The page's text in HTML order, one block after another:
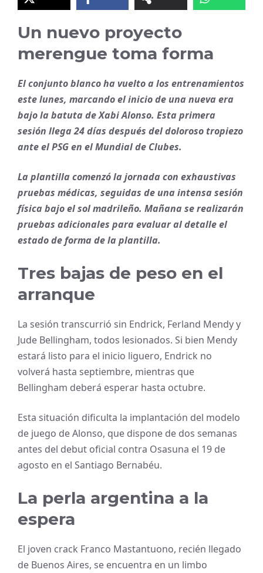
Un nuevo proyecto
merengue toma forma
El conjunto blanco ha vuelto a los entrenamientos
este lunes, marcando el inicio de una nueva era
bajo la batuta de Xabi Alonso. Esta primera
sesión llega 24 días después del doloroso tropiezo
ante el PSG en el Mundial de Clubes.
La plantilla comenzó la jornada con exhaustivas
pruebas médicas, seguidas de una intensa sesión
física bajo el sol madrileño. Mañana se realizarán
pruebas adicionales para evaluar al detalle el
estado de forma de la plantilla.
Tres bajas de peso en el
arranque
La sesión transcurrió sin Endrick, Ferland Mendy y
Jude Bellingham, todos lesionados. Si bien Mendy
estará listo para el inicio liguero, Endrick no
volverá hasta septiembre, mientras que
Bellingham deberá esperar hasta octubre.
Esta situación dificulta la implantación del modelo
de juego de Alonso, que dispone de dos semanas
antes del debut oficial contra Osasuna el 19 de
agosto en el Santiago Bernabéu.
La perla argentina a la
espera
El joven crack Franco Mastantuono, recién llegado
de Buenos Aires, se encuentra en un limbo